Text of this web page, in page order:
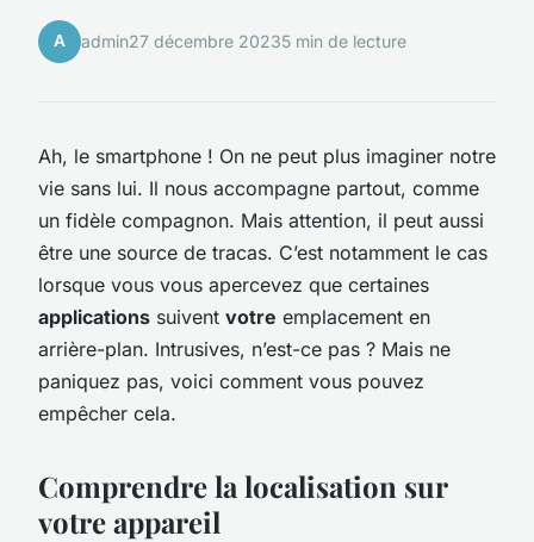
A admin27 décembre 20235 min de lecture
Ah, le smartphone ! On ne peut plus imaginer notre
vie sans lui. Il nous accompagne partout, comme
un fidèle compagnon. Mais attention, il peut aussi
être une source de tracas. C’est notamment le cas
lorsque vous vous apercevez que certaines
applications suivent votre emplacement en
arrière-plan. Intrusives, n’est-ce pas ? Mais ne
paniquez pas, voici comment vous pouvez
empêcher cela.
Comprendre la localisation sur
votre appareil